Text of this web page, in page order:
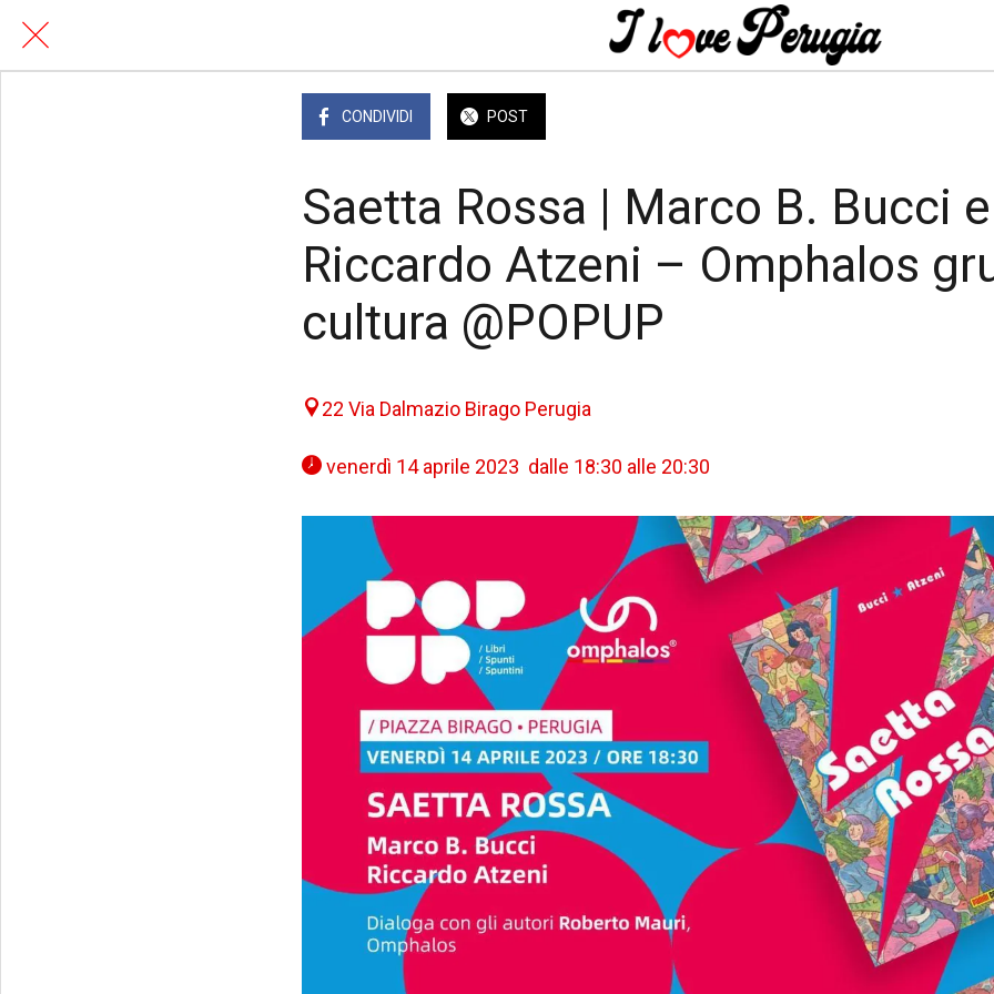
CONDIVIDI POST
Saetta Rossa | Marco B. Bucci e
Riccardo Atzeni – Omphalos
cultura @POPUP
22 Via Dalmazio Birago Perugia
venerdì 14 aprile 2023  dalle 18:30 alle 20:30